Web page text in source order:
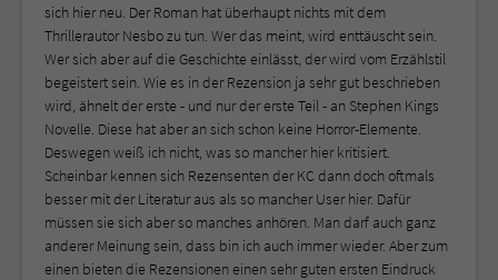
sich hier neu. Der Roman hat überhaupt nichts mit dem
Thrillerautor Nesbo zu tun. Wer das meint, wird enttäuscht sein.
Wer sich aber auf die Geschichte einlässt, der wird vom Erzählstil
begeistert sein. Wie es in der Rezension ja sehr gut beschrieben
wird, ähnelt der erste - und nur der erste Teil - an Stephen Kings
Novelle. Diese hat aber an sich schon keine Horror-Elemente.
Deswegen weiß ich nicht, was so mancher hier kritisiert.
Scheinbar kennen sich Rezensenten der KC dann doch oftmals
besser mit der Literatur aus als so mancher User hier. Dafür
müssen sie sich aber so manches anhören. Man darf auch ganz
anderer Meinung sein, dass bin ich auch immer wieder. Aber zum
einen bieten die Rezensionen einen sehr guten ersten Eindruck